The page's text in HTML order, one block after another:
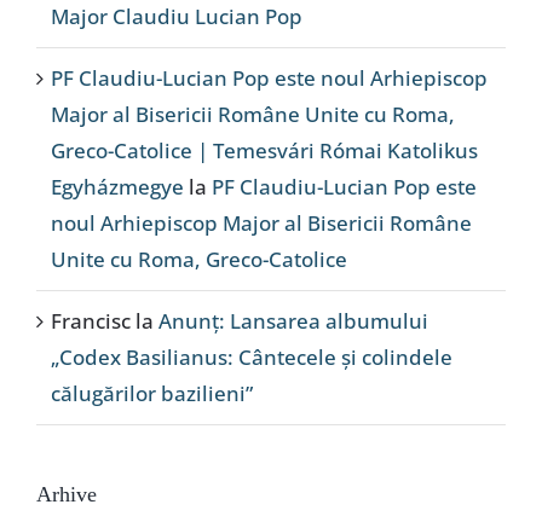
Major Claudiu Lucian Pop
PF Claudiu-Lucian Pop este noul Arhiepiscop
Major al Bisericii Române Unite cu Roma,
Greco-Catolice | Temesvári Római Katolikus
Egyházmegye la PF Claudiu-Lucian Pop este
noul Arhiepiscop Major al Bisericii Române
Unite cu Roma, Greco-Catolice
Francisc la Anunț: Lansarea albumului
„Codex Basilianus: Cântecele și colindele
călugărilor bazilieni”
Arhive